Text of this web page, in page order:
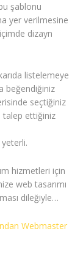
şablonu
yer verilmesine
dizayn
listelemeye
beğendiğiniz
seçtiğiniz
talep ettiğiniz
hizmetleri için
web tasarımı
dileğiyle…
Webmaster